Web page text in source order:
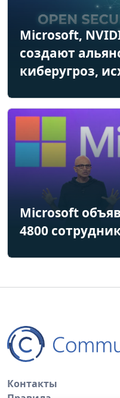
Microsoft,
создают
киберугроз,
Microsoft
4800
Контакты